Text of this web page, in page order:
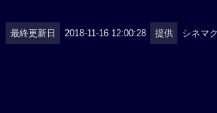
最終更新日 2018-11-16 12:00:28 提供 シネマ